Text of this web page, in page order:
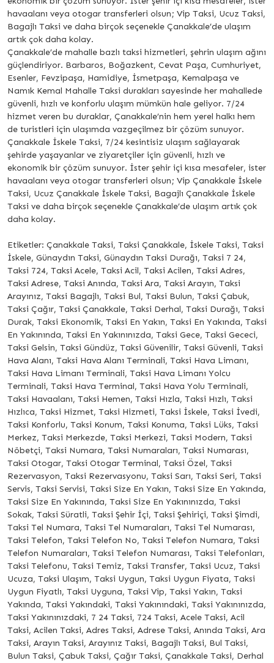
havaalanı veya otogar transferleri olsun; Vip Taksi, Ucuz Taksi,
Bagajlı Taksi ve daha birçok seçenekle Çanakkale’de ulaşım
artık çok daha kolay.
Çanakkale’de mahalle bazlı taksi hizmetleri, şehrin ulaşım ağını
güçlendiriyor. Barbaros, Boğazkent, Cevat Paşa, Cumhuriyet,
Esenler, Fevzipaşa, Hamidiye, İsmetpaşa, Kemalpaşa ve
Namık Kemal Mahalle Taksi durakları sayesinde her mahallede
güvenli, hızlı ve konforlu ulaşım mümkün hale geliyor. 7/24
hizmet veren bu duraklar, Çanakkale’nin hem yerel halkı hem
de turistleri için ulaşımda vazgeçilmez bir çözüm sunuyor.
Çanakkale İskele Taksi, 7/24 kesintisiz ulaşım sağlayarak
şehirde yaşayanlar ve ziyaretçiler için güvenli, hızlı ve
ekonomik bir çözüm sunuyor. İster şehir içi kısa mesafeler, ister
havaalanı veya otogar transferleri olsun; Vip Çanakkale İskele
Taksi, Ucuz Çanakkale İskele Taksi, Bagajlı Çanakkale İskele
Taksi ve daha birçok seçenekle Çanakkale’de ulaşım artık çok
daha kolay.
Etiketler: Çanakkale Taksi, Taksi Çanakkale, İskele Taksi, Taksi
İskele, Günaydın Taksi, Günaydın Taksi Durağı, Taksi 7 24,
Taksi 724, Taksi Acele, Taksi Acil, Taksi Acilen, Taksi Adres,
Taksi Adrese, Taksi Anında, Taksi Ara, Taksi Arayın, Taksi
Arayınız, Taksi Bagajlı, Taksi Bul, Taksi Bulun, Taksi Çabuk,
Taksi Çağır, Taksi Çanakkale, Taksi Derhal, Taksi Durağı, Taksi
Durak, Taksi Ekonomik, Taksi En Yakın, Taksi En Yakında, Taksi
En Yakınında, Taksi En Yakınınızda, Taksi Gece, Taksi Gececi,
Taksi Gelsin, Taksi Gündüz, Taksi Güvenilir, Taksi Güvenli, Taksi
Hava Alanı, Taksi Hava Alanı Terminali, Taksi Hava Limanı,
Taksi Hava Limanı Terminali, Taksi Hava Limanı Yolcu
Terminali, Taksi Hava Terminal, Taksi Hava Yolu Terminali,
Taksi Havaalanı, Taksi Hemen, Taksi Hızla, Taksi Hızlı, Taksi
Hızlıca, Taksi Hizmet, Taksi Hizmeti, Taksi İskele, Taksi İvedi,
Taksi Konforlu, Taksi Konum, Taksi Konuma, Taksi Lüks, Taksi
Merkez, Taksi Merkezde, Taksi Merkezi, Taksi Modern, Taksi
Nöbetçi, Taksi Numara, Taksi Numaraları, Taksi Numarası,
Taksi Otogar, Taksi Otogar Terminal, Taksi Özel, Taksi
Rezervasyon, Taksi Rezervasyonu, Taksi Sarı, Taksi Seri, Taksi
Servis, Taksi Servisi, Taksi Size En Yakın, Taksi Size En Yakında,
Taksi Size En Yakınında, Taksi Size En Yakınınızda, Taksi
Sokak, Taksi Süratli, Taksi Şehir İçi, Taksi Şehiriçi, Taksi Şimdi,
Taksi Tel Numara, Taksi Tel Numaraları, Taksi Tel Numarası,
Taksi Telefon, Taksi Telefon No, Taksi Telefon Numara, Taksi
Telefon Numaraları, Taksi Telefon Numarası, Taksi Telefonları,
Taksi Telefonu, Taksi Temiz, Taksi Transfer, Taksi Ucuz, Taksi
Ucuza, Taksi Ulaşım, Taksi Uygun, Taksi Uygun Fiyata, Taksi
Uygun Fiyatlı, Taksi Uyguna, Taksi Vip, Taksi Yakın, Taksi
Yakında, Taksi Yakındaki, Taksi Yakınındaki, Taksi Yakınınızda,
Taksi Yakınınızdaki, 7 24 Taksi, 724 Taksi, Acele Taksi, Acil
Taksi, Acilen Taksi, Adres Taksi, Adrese Taksi, Anında Taksi, Ara
Taksi, Arayın Taksi, Arayınız Taksi, Bagajlı Taksi, Bul Taksi,
Bulun Taksi, Çabuk Taksi, Çağır Taksi, Çanakkale Taksi, Derhal